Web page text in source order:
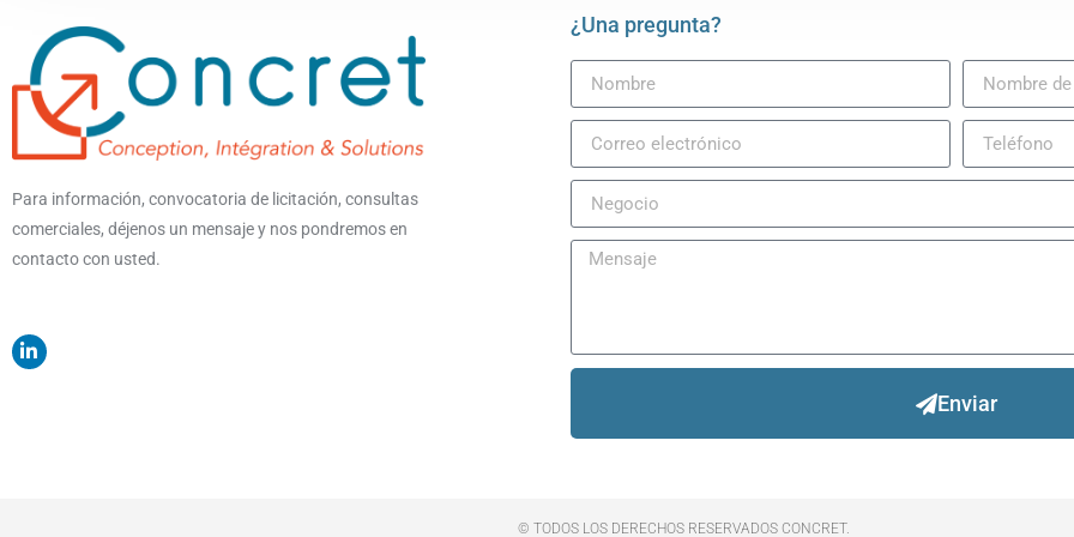
Para información, convocatoria de licitación, consultas
comerciales, déjenos un mensaje y nos pondremos en
contacto con usted.
¿Una pregunta?
Enviar
© TODOS LOS DERECHOS RESERVADOS CONCRET.